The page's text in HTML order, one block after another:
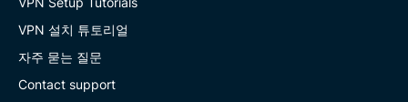
VPN 설치 튜토리얼
자주 묻는 질문
Contact support